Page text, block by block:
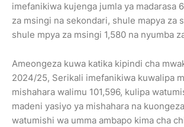
imefanikiwa kujenga jumla ya madarasa
za msingi na sekondari, shule mapya za
shule mpya za msingi 1,580 na nyumba
Ameongeza kuwa katika kipindi cha
2024/25, Serikali imefanikiwa kuwalipa
mishahara walimu 101,596, kulipa
madeni yasiyo ya mishahara na
watumishi wa umma ambapo kima cha